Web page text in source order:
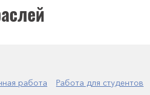
работа Работа для студентов